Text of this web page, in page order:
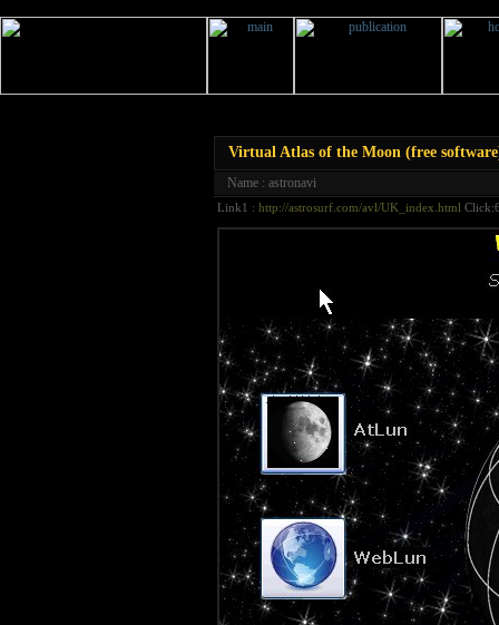
Virtual Atlas of the Moon (free
Name : astronavi
Link1 : http://astrosurf.com/avl/UK_index.html